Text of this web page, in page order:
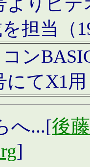
担当（
ン
にてX1
へ...[後
]